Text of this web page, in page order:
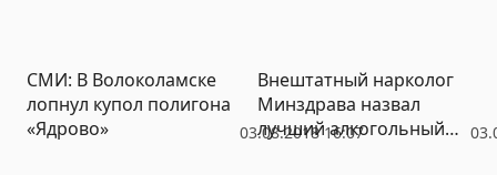
03.08.2018 16:07
СМИ: В Волоколамске
лопнул купол полигона
«Ядрово»
Внештатный нарколог
Минздрава назвал
лучший алкогольный